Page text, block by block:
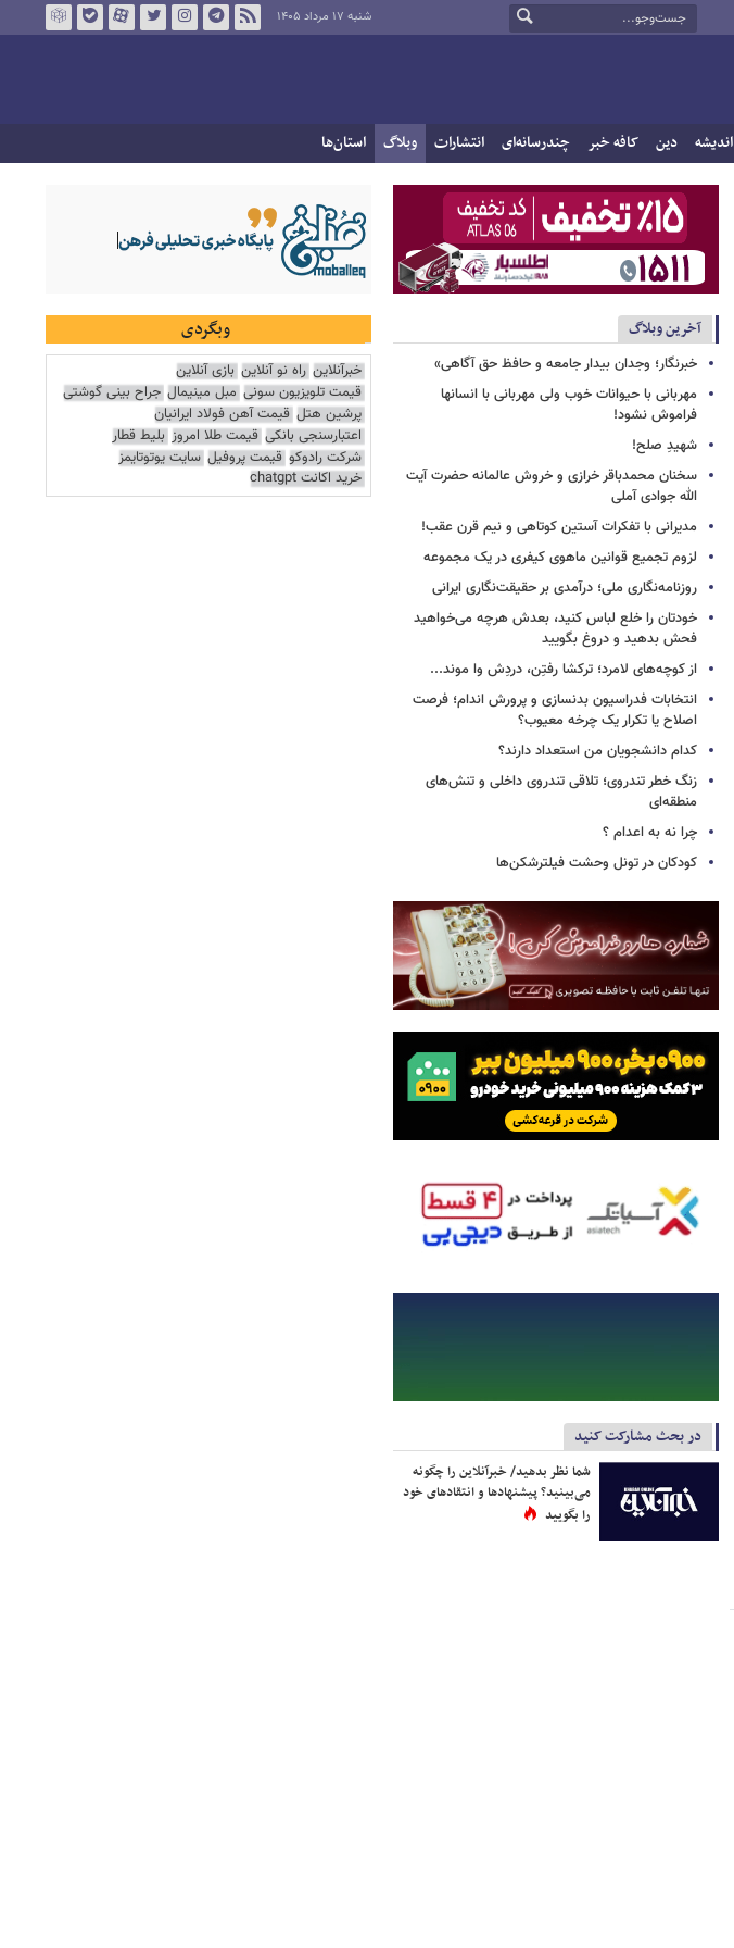
شنبه ۱۷ مرداد ۱۴۰۵
اندیشه دین کافه خبر چندرسانه‌ای انتشارات وبلاگ استان‌ها
آخرین وبلاگ
خبرنگار؛ وجدان بیدار جامعه و حافظ حق آگاهی»
مهربانی با حیوانات خوب ولی مهربانی با انسانها
فراموش نشود!
شهیدِ صلح!
سخنان محمدباقر خرازی و خروش عالمانه حضرت آیت
الله جوادی آملی
مدیرانی با تفکرات آستین کوتاهی و نیم قرن عقب!
لزوم تجمیع قوانین ماهوی کیفری در یک مجموعه
روزنامه‌نگاری ملی؛ درآمدی بر حقیقت‌نگاری ایرانی
خودتان را خلع لباس کنید، بعدش هرچه می‌خواهید
فحش بدهید و دروغ بگویید
از کوچه‌های لامرد؛ ترکشا رفتِن، دردِش وا موند...
انتخابات فدراسیون بدنسازی و پرورش اندام؛ فرصت
اصلاح یا تکرار یک چرخه معیوب؟
کدام دانشجویان من استعداد دارند؟
زنگ خطر تندروی؛ تلاقی تندروی داخلی و تنش‌های
منطقه‌ای
چرا نه به اعدام ؟
کودکان در تونل وحشت فیلترشکن‌ها
در بحث مشارکت کنید
شما نظر بدهید/ خبرآنلاین را چگونه
می‌بینید؟ پیشنهادها و انتقادهای خود
را بگویید
وبگردی
خبرآنلاین راه نو آنلاین بازی آنلاین
قیمت تلویزیون سونی مبل مینیمال جراح بینی گوشتی
پرشین هتل قیمت آهن فولاد ایرانیان
اعتبارسنجی بانکی قیمت طلا امروز بلیط قطار
شرکت رادوکو قیمت پروفیل سایت یوتوتایمز
خرید اکانت chatgpt